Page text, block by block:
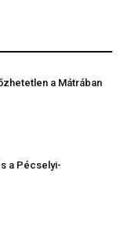
a Mátrában
a Pécselyi-